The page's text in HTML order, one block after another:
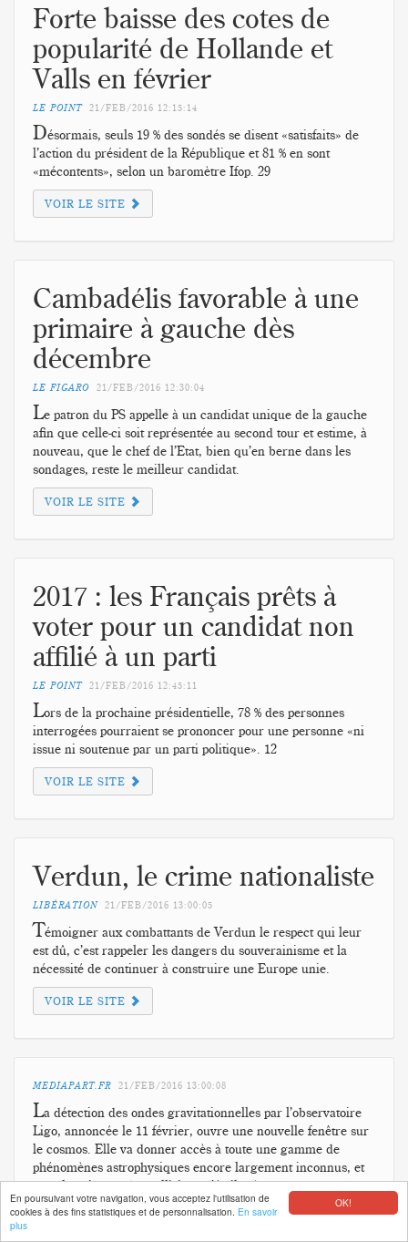
OK!
En poursuivant votre navigation, vous acceptez l'utilisation de
cookies à des fins statistiques et de personnalisation. En savoir
plus
Forte baisse des cotes de
popularité de Hollande et
Valls en février
LE POINT 21/FEB/2016 12:15:14
Désormais, seuls 19 % des sondés se disent «satisfaits» de
l’action du président de la République et 81 % en sont
«mécontents», selon un baromètre Ifop. 29
VOIR LE SITE
Cambadélis favorable à une
primaire à gauche dès
décembre
LE FIGARO 21/FEB/2016 12:30:04
Le patron du PS appelle à un candidat unique de la gauche
afin que celle-ci soit représentée au second tour et estime, à
nouveau, que le chef de l’Etat, bien qu’en berne dans les
sondages, reste le meilleur candidat.
VOIR LE SITE
2017 : les Français prêts à
voter pour un candidat non
affilié à un parti
LE POINT 21/FEB/2016 12:45:11
Lors de la prochaine présidentielle, 78 % des personnes
interrogées pourraient se prononcer pour une personne «ni
issue ni soutenue par un parti politique». 12
VOIR LE SITE
Verdun, le crime nationaliste
LIBÉRATION 21/FEB/2016 13:00:05
Témoigner aux combattants de Verdun le respect qui leur
est dû, c’est rappeler les dangers du souverainisme et la
nécessité de continuer à construire une Europe unie.
VOIR LE SITE
MEDIAPART.FR 21/FEB/2016 13:00:08
La détection des ondes gravitationnelles par l’observatoire
Ligo, annoncée le 11 février, ouvre une nouvelle fenêtre sur
le cosmos. Elle va donner accès à toute une gamme de
phénomènes astrophysiques encore largement inconnus, et
cataclysmiques, des collisions d’étoiles à neutrons aux trous
noirs et jusqu’aux traces du big bang, d’où est issu notre